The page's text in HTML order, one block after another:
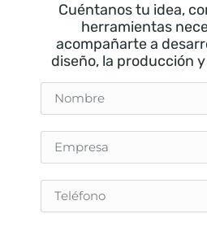
Cuéntanos tu idea,
herramientas
acompañarte a
diseño, la producción